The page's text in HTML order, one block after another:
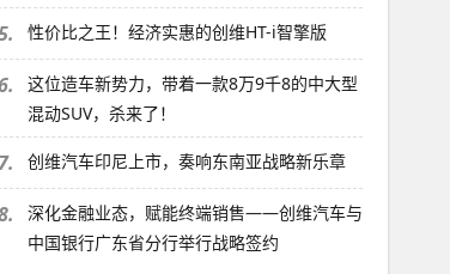
性价比之王！经济实惠的创维HT-i智擎版
这位造车新势力，带着一款8万9千8的中大型
混动SUV，杀来了！
7. 创维汽车印尼上市，奏响东南亚战略新乐章
深化金融业态，赋能终端销售——创维汽车与
中国银行广东省分行举行战略签约